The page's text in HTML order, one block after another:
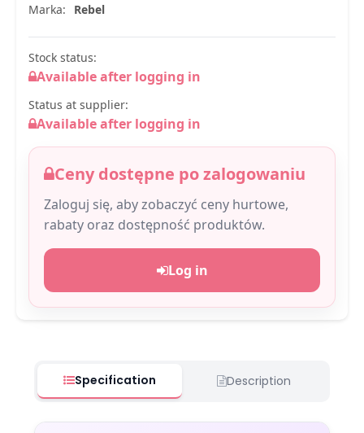
Marka:
Rebel
Stock status:
Available after logging in
Status at supplier:
Available after logging in
Ceny dostępne po zalogowaniu
Zaloguj się, aby zobaczyć ceny hurtowe,
rabaty oraz dostępność produktów.
Log in
Specification Description